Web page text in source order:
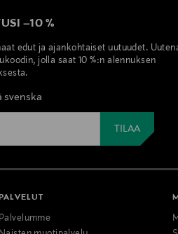
–10 %
edut ja ajankohtaiset uutuudet.
jolla saat 10 %:n alennuksen
svenska
Palvelumme